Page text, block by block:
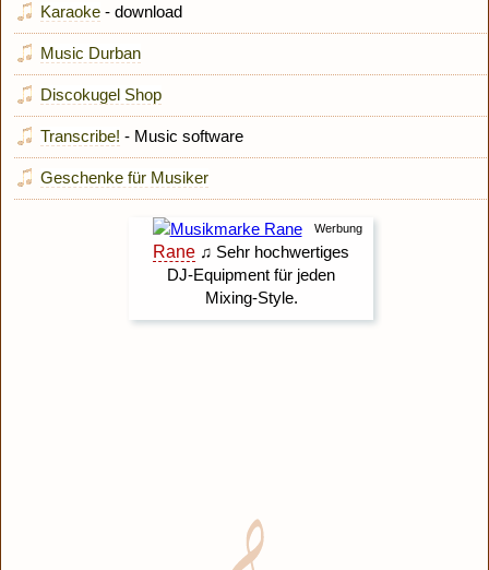
Karaoke - download
Music Durban
Discokugel Shop
Transcribe! - Music software
Geschenke für Musiker